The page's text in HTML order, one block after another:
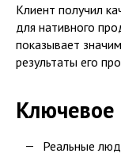
Клиент получил
для нативного
показывает
результаты его
Ключевое
Реальные